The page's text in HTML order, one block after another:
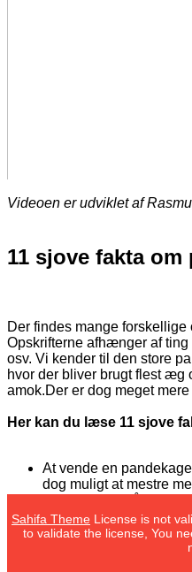
Videoen er udviklet af
11 sjove fakta om
Der findes mange forskellige
Opskrifterne afhænger af ting
osv. Vi kender til den store
hvor der bliver brugt flest æg
amok.Der er dog meget
Her kan du læse 11 sjove
At vende en
dog muligt at mestre
luften og griber den
rekorden for at vende
minutter er hele 349
Sahifa Theme License is not
to validate the license, You